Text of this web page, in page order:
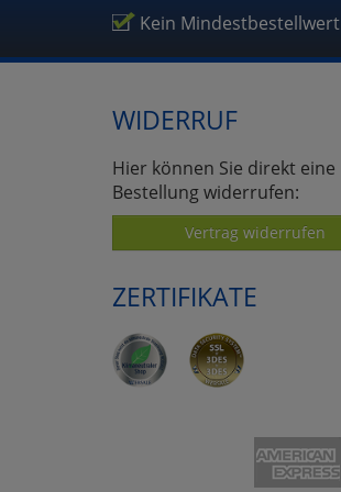
Kein Mindestbestellwert
WIDERRUF
Hier können Sie direkt eine
Bestellung widerrufen:
Vertrag widerrufen
ZERTIFIKATE